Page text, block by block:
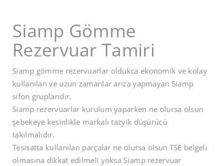
Siamp Gömme
Rezervuar Tamiri
Siamp gömme rezervuarlar oldukca ekonomik ve kolay
kullanılan ve uzun zamanlar arıza yapmayan Siamp
sifon gruplarıdır.
Siamp rezervuarlar kurulum yaparken ne olursa olsun
şebekeye kesinlikle markalı tazyik düşürücü
takılmalıdır.
Tesisatta kullanılan parçalar ne olursa olsun TSE belgeli
olmasına dikkat edilmeli yoksa Siamp rezervuar